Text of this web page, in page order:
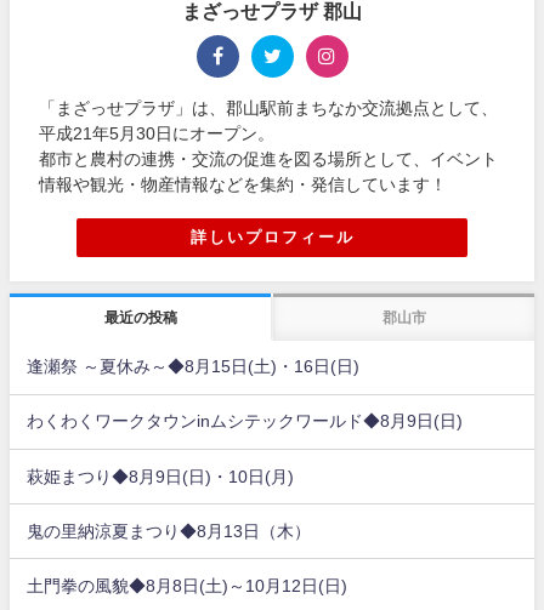
まざっせプラザ 郡山
「まざっせプラザ」は、郡山駅前まちなか交流拠点として、
平成21年5月30日にオープン。
都市と農村の連携・交流の促進を図る場所として、イベント
情報や観光・物産情報などを集約・発信しています！
詳しいプロフィール
最近の投稿 郡山市
逢瀬祭 ～夏休み～◆8月15日(土)・16日(日)
わくわくワークタウンinムシテックワールド◆8月9日(日)
萩姫まつり◆8月9日(日)・10日(月)
鬼の里納涼夏まつり◆8月13日（木）
土門拳の風貌◆8月8日(土)～10月12日(日)